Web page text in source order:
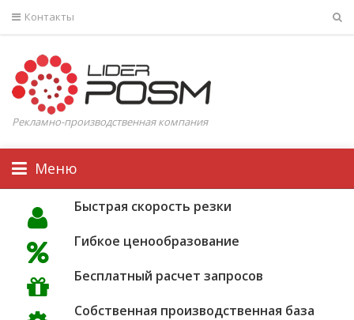
Контакты
Рекламно-производственная компания
Меню
Быстрая скорость резки
Гибкое ценообразование
Бесплатный расчет запросов
Собственная производственная база